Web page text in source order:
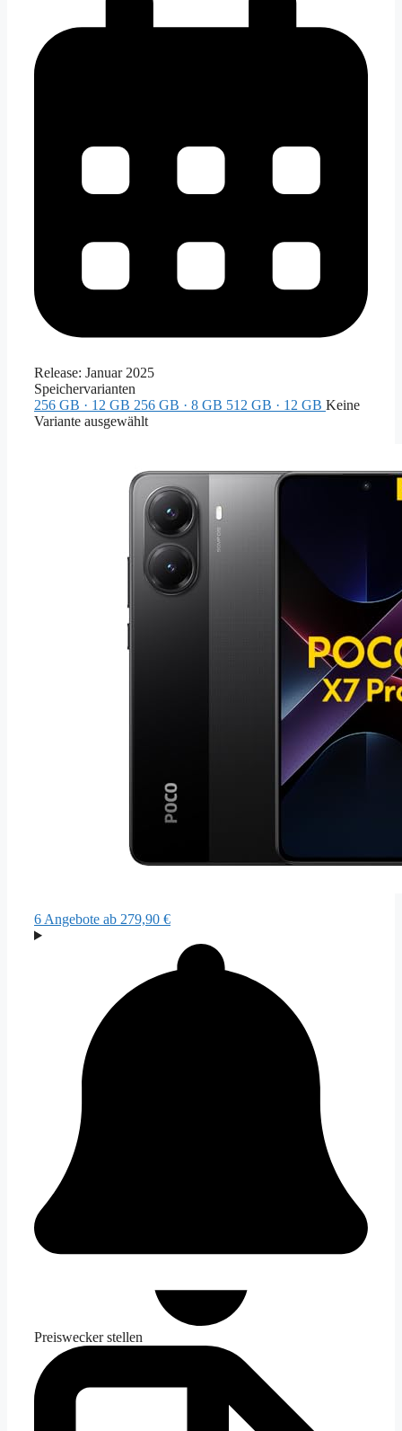
Release: Januar 2025
Speichervarianten
256 GB · 12 GB 256 GB · 8 GB 512 GB · 12 GB Keine
Variante ausgewählt
6 Angebote ab 279,90 €
Preiswecker stellen